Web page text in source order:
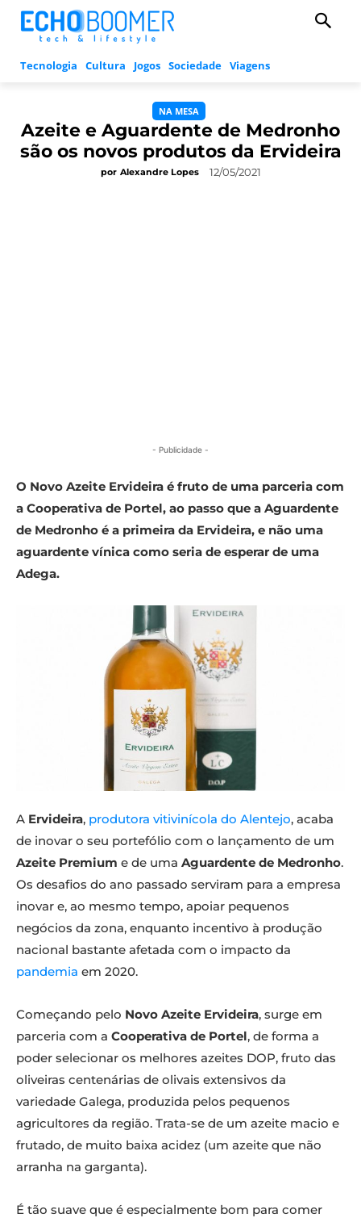
Tecnologia Cultura Jogos Sociedade Viagens
NA MESA
Azeite e Aguardente de Medronho
são os novos produtos da Ervideira
por Alexandre Lopes 12/05/2021
- Publicidade -
O Novo Azeite Ervideira é fruto de uma parceria com
a Cooperativa de Portel, ao passo que a Aguardente
de Medronho é a primeira da Ervideira, e não uma
aguardente vínica como seria de esperar de uma
Adega.
A Ervideira, produtora vitivinícola do Alentejo, acaba
de inovar o seu portefólio com o lançamento de um
Azeite Premium e de uma Aguardente de Medronho.
Os desafios do ano passado serviram para a empresa
inovar e, ao mesmo tempo, apoiar pequenos
negócios da zona, enquanto incentivo à produção
nacional bastante afetada com o impacto da
pandemia em 2020.
Começando pelo Novo Azeite Ervideira, surge em
parceria com a Cooperativa de Portel, de forma a
poder selecionar os melhores azeites DOP, fruto das
oliveiras centenárias de olivais extensivos da
variedade Galega, produzida pelos pequenos
agricultores da região. Trata-se de um azeite macio e
frutado, de muito baixa acidez (um azeite que não
arranha na garganta).
É tão suave que é especialmente bom para comer